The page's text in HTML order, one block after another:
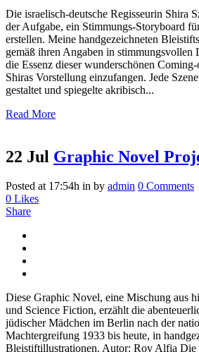
Die israelisch-deutsche Regisseurin Shira
der Aufgabe, ein Stimmungs-Storyboard
erstellen. Meine handgezeichneten
gemäß ihren Angaben in stimmungsvollen
die Essenz dieser wunderschönen
Shiras Vorstellung einzufangen. Jede
gestaltet und spiegelte akribisch...
Read More
22 Jul Graphic Novel
Posted at 17:54h in by admin 0 Comments
0 Likes
Share
Diese Graphic Novel, eine Mischung aus
und Science Fiction, erzählt die
jüdischer Mädchen im Berlin nach der
Machtergreifung 1933 bis heute, in
Bleistiftillustrationen. Autor: Roy Alfia Die